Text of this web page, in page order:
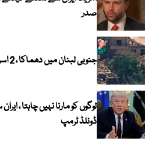
صدر
جنوبی لبنان میں دھماکا ، 2 اسرائیلی میجر ہلاک ، 4 اہلکار زخمی
لوگوں کو مارنا نہیں چاہتا ،
ڈونلڈ ٹرمپ